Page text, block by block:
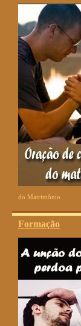
do Matrimônio
Formação